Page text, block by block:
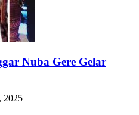
Nuba Gere Gelar
2025